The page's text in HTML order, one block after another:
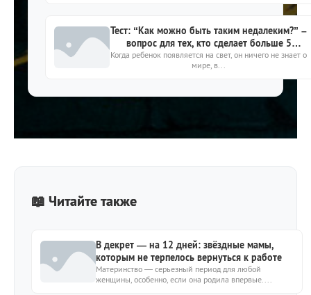
Тест: “Как можно быть таким недалеким?” –
вопрос для тех, кто сделает больше 5
ошибок
Когда ребенок появляется на свет, он ничего не знает о
мире, в...
📖 Читайте также
В декрет — на 12 дней: звёздные мамы,
которым не терпелось вернуться к работе
Материнство — серьезный период для любой
женщины, особенно, если она родила впервые....